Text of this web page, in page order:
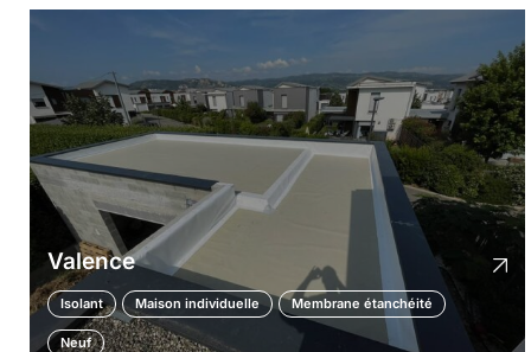
Valence
Isolant Maison individuelle Membrane étanchéité
Neuf